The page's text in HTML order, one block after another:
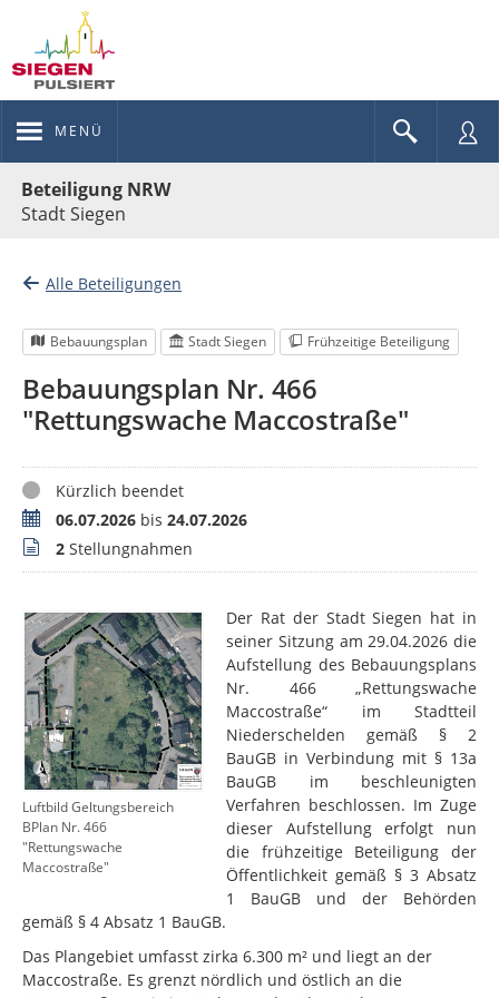
MENÜ
Beteiligung NRW
Stadt Siegen
Alle Beteiligungen
Bebauungsplan Stadt Siegen Frühzeitige Beteiligung
Bebauungsplan Nr. 466
"Rettungswache Maccostraße"
StatusKürzlich beendet
Zeitraum06.07.2026 bis 24.07.2026
Stellungnahmen
2 Stellungnahmen
Luftbild Geltungsbereich
BPlan Nr. 466
"Rettungswache
Maccostraße"
Der Rat der Stadt Siegen hat in
seiner Sitzung am 29.04.2026 die
Aufstellung des Bebauungsplans
Nr. 466 „Rettungswache
Maccostraße“ im Stadtteil
Niederschelden gemäß § 2
BauGB in Verbindung mit § 13a
BauGB im beschleunigten
Verfahren beschlossen. Im Zuge
dieser Aufstellung erfolgt nun
die frühzeitige Beteiligung der
Öffentlichkeit gemäß § 3 Absatz
1 BauGB und der Behörden
gemäß § 4 Absatz 1 BauGB.
Das Plangebiet umfasst zirka 6.300 m² und liegt an der
Maccostraße. Es grenzt nördlich und östlich an die